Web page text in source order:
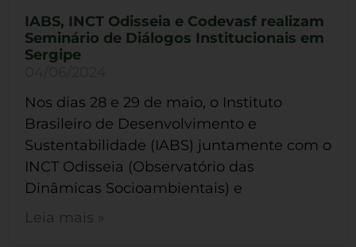
IABS, INCT Odisseia e Codevasf realizam
Seminário de Diálogos Institucionais em
Sergipe
Nos dias 28 e 29 de maio, o Instituto
Brasileiro de Desenvolvimento e
Sustentabilidade (IABS) juntamente com o
INCT Odisseia (Observatório das
Dinâmicas Socioambientais) e
Leia mais »